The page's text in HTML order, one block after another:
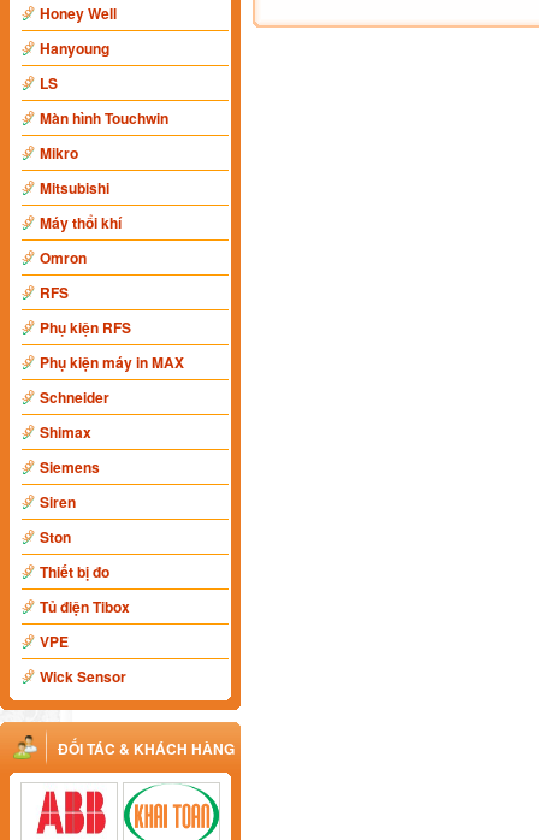
Honey Well
Hanyoung
LS
Màn hình Touchwin
Mikro
Mitsubishi
Máy thổi khí
Omron
RFS
Phụ kiện RFS
Phụ kiện máy in MAX
Schneider
Shimax
Siemens
Siren
Ston
Thiết bị đo
Tủ điện Tibox
VPE
Wick Sensor
ĐỐI TÁC & KHÁCH HÀNG